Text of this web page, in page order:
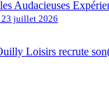
Audacieuses
23 juillet 2026
Loisirs recrute